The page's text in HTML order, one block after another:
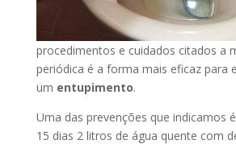
procedimentos e cuidados citados a
periódica é a forma mais eficaz para
um entupimento.
Uma das prevenções que indicamos
15 dias 2 litros de água quente com